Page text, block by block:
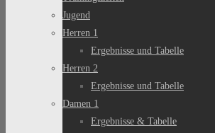
Jugend
Herren 1
Ergebnisse und Tabelle
Herren 2
Ergebnisse und Tabelle
Damen 1
Ergebnisse & Tabelle